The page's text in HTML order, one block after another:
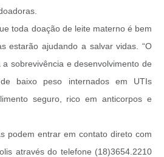
toda doação de leite materno é bem
estarão ajudando a salvar vidas. “O
sobrevivência e desenvolvimento de
baixo peso internados em UTIs
seguro, rico em anticorpos e
podem entrar em contato direto com
através do telefone (18)3654.2210